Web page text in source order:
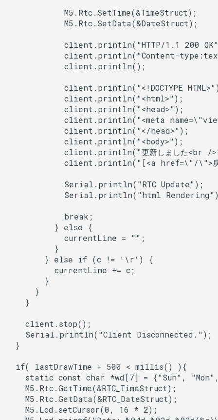
WiFiUDP
base64
boost::array
cbuf
esptool::ELFFile
esptool::ESP32ROM
esptool::ESP32StubLoader
esptool::ESPBOOTLOADER
            M5.Rtc.SetTime(&TimeStruct);
            M5.Rtc.SetData(&DateStruct);
client.println("HTTP/1.1 200
client.println("Content-
            client.println();
client.println("<!DOCTYPE
            client.println("<html>");
            client.println("<head>");
client.println("<meta
            client.println("</head>");
            client.println("<body>");
client.println("更新しました<br /
client.println("[<a href=\"/\">
            Serial.println("RTC Update");
Serial.println("html
            break;
          } else {
            currentLine = "";
          }
        } else if (c != '\r') {
          currentLine += c;
        }
      }
    }
    client.stop();
    Serial.println("Client Disconnected.");
  }
  if( lastDrawTime + 500 < millis() ){
static const char *wd[7] = {"Sun",
    M5.Rtc.GetTime(&RTC_TimeStruct);
    M5.Rtc.GetData(&RTC_DateStruct);
    M5.Lcd.setCursor(0, 16 * 2);